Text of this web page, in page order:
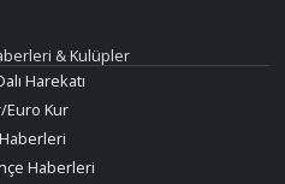
& Kulüpler
Harekatı
Euro Kur
Haberleri